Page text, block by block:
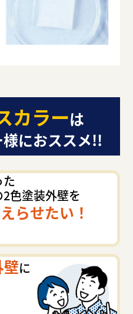
カラーは
におススメ!!
色塗装外壁を
らせたい！
に